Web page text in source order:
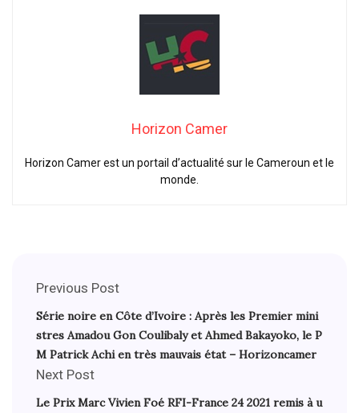
Horizon Camer
Horizon Camer est un portail d’actualité sur le Cameroun et le
monde.
Previous Post
Série noire en Côte d’Ivoire : Après les Premier mini
stres Amadou Gon Coulibaly et Ahmed Bakayoko, le P
M Patrick Achi en très mauvais état – Horizoncamer
Next Post
Le Prix Marc Vivien Foé RFI-France 24 2021 remis à u